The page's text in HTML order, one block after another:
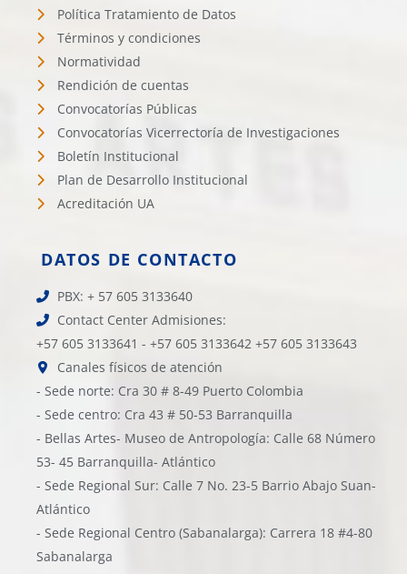
Política Tratamiento de Datos
Términos y condiciones
Normatividad
Rendición de cuentas
Convocatorías Públicas
Convocatorías Vicerrectoría de Investigaciones
Boletín Institucional
Plan de Desarrollo Institucional
Acreditación UA
DATOS DE CONTACTO
PBX: + 57 605 3133640
Contact Center Admisiones:
+57 605 3133641 - +57 605 3133642 +57 605 3133643
Canales físicos de atención
- Sede norte: Cra 30 # 8-49 Puerto Colombia
- Sede centro: Cra 43 # 50-53 Barranquilla
- Bellas Artes- Museo de Antropología: Calle 68 Número
53- 45 Barranquilla- Atlántico
- Sede Regional Sur: Calle 7 No. 23-5 Barrio Abajo Suan-
Atlántico
- Sede Regional Centro (Sabanalarga): Carrera 18 #4-80
Sabanalarga